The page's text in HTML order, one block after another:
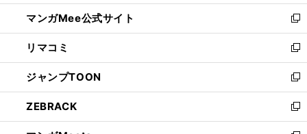
開
く
ン
ド
ウ
で
開
く
ウ
ィ
ン
ド
ウ
で
開
く
し
い
ウ
ィ
ン
ド
ウ
で
開
マンガMee公式サイト
新
し
い
ウ
ィ
ン
ド
ウ
リマコミ
新
し
い
ウ
ィ
ン
ジャンプTOON
新
し
い
ウ
ZEBRACK
新
し